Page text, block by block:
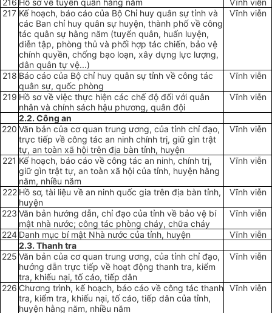
216 Hồ sơ về tuyển quân hằng năm
Vĩnh viễn
217 Kế hoạch, báo cáo của Bộ Chỉ huy quân sự tỉnh và
các Ban chỉ huy quân sự huyện, thành phố về công
tác quân sự hằng năm (tuyển quân, huấn luyện,
diễn tập, phòng thủ và phối hợp tác chiến, bảo vệ
chính quyền, chống bạo loạn, xây dựng lực lượng,
dân quân tự vệ...)
Vĩnh viễn
218 Báo cáo của Bộ chỉ huy quân sự tỉnh về công tác
quân sự, quốc phòng
Vĩnh viễn
219 Hồ sơ về việc thực hiện các chế độ đối với quân
nhân và chính sách hậu phương, quân đội
Vĩnh viễn
2.2. Công an
220 Văn bản của cơ quan trung ương, của tỉnh chỉ đạo,
trực tiếp về công tác an ninh chính trị, giữ gìn trật
tự, an toàn xã hội trên địa bàn tỉnh, huyện
Vĩnh viễn
221 Kế hoạch, báo cáo về công tác an ninh, chính trị,
giữ gìn trật tự, an toàn xã hội của tỉnh, huyện hằng
năm, nhiều năm
Vĩnh viễn
222 Hồ sơ, tài liệu về an ninh quốc gia trên địa bàn tỉnh,
huyện
Vĩnh viễn
223 Văn bản hướng dẫn, chỉ đạo của tỉnh về bảo vệ bí
mật nhà nước; công tác phòng cháy, chữa cháy
Vĩnh viễn
224 Danh mục bí mật Nhà nước của tỉnh, huyện
Vĩnh viễn
2.3. Thanh tra
225 Văn bản của cơ quan trung ương, của tỉnh chỉ đạo,
hướng dẫn trực tiếp về hoạt động thanh tra, kiểm
tra, khiếu nại, tố cáo, tiếp dân
Vĩnh viễn
226 Chương trình, kế hoạch, báo cáo về công tác thanh
tra, kiểm tra, khiếu nại, tố cáo, tiếp dân của tỉnh,
huyện hằng năm, nhiều năm
Vĩnh viễn